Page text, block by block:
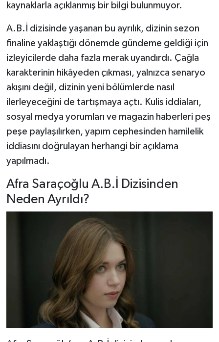
kaynaklarla açıklanmış bir bilgi bulunmuyor.
A.B.İ dizisinde yaşanan bu ayrılık, dizinin sezon
finaline yaklaştığı dönemde gündeme geldiği için
izleyicilerde daha fazla merak uyandırdı. Çağla
karakterinin hikâyeden çıkması, yalnızca senaryo
akışını değil, dizinin yeni bölümlerde nasıl
ilerleyeceğini de tartışmaya açtı. Kulis iddiaları,
sosyal medya yorumları ve magazin haberleri peş
peşe paylaşılırken, yapım cephesinden hamilelik
iddiasını doğrulayan herhangi bir açıklama
yapılmadı.
Afra Saraçoğlu A.B.İ Dizisinden
Neden Ayrıldı?